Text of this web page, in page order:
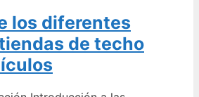
los diferentes
de techo